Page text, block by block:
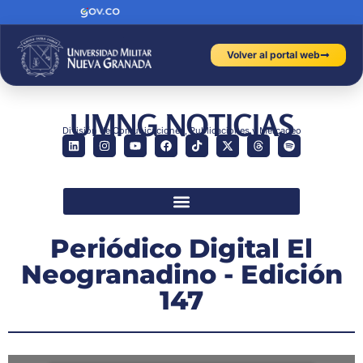
Volver al portal web
UMNG NOTICIAS
División de Comunicaciones, Publicaciones y Mercadeo
Periódico Digital El
Neogranadino - Edición
147